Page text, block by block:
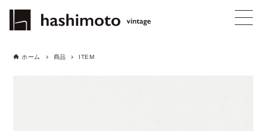
ホーム 商品 ITEM